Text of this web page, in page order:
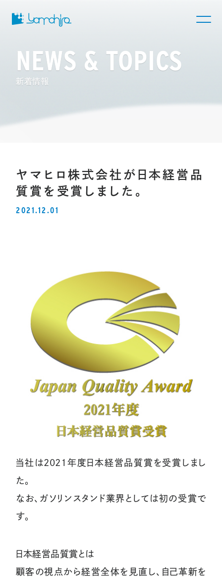
NEWS & TOPICS
新着情報
ヤマヒロ株式会社が日本経営品
質賞を受賞しました。
2021.12.01
当社は2021年度日本経営品質賞を受賞しまし
た。
なお、ガソリンスタンド業界としては初の受賞で
す。
日本経営品質賞とは
顧客の視点から経営全体を見直し、自己革新を